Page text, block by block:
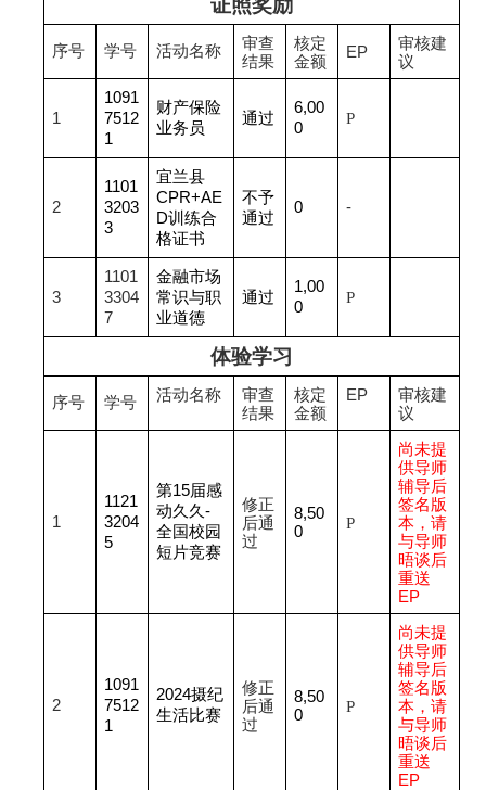
序号 学号 活动名称
审查
结果
核定
金额
EP
审核建
议
1
1091
7512
1
财产保险
业务员
通过
6,00
0
P
2
1101
3203
3
宜兰县
CPR+AE
D训练合
格证书
不予
通过
0 -
3
1101
3304
7
金融市场
常识与职
业道德
通过
1,00
0
P
体验学习
序号 学号 活动名称
审查
结果
核定
金额
EP
审核建
议
1
1121
3204
5
第15届感
动久久-
全国校园
短片竞赛
修正
后通
过
8,50
0
P
尚未提
供导师
辅导后
签名版
本，请
与导师
晤谈后
重送
EP
2
1091
7512
1
2024摄纪
生活比赛
修正
后通
过
8,50
0
P
尚未提
供导师
辅导后
签名版
本，请
与导师
晤谈后
重送
EP